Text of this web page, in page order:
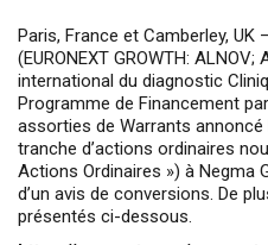
English
Paris, France et Camberley,
(EURONEXT GROWTH:
international du diagnostic
Programme de Financement
assorties de Warrants annoncé
tranche d’actions ordinaires
Actions Ordinaires ») à Negma
d’un avis de conversions. De
présentés ci-dessous.